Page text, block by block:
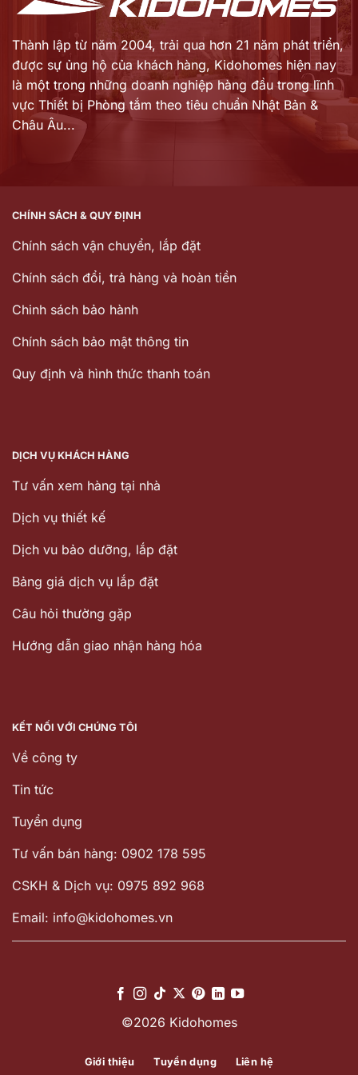
Thành lập từ năm 2004, trải qua hơn 21 năm phát triển,
được sự ủng hộ của khách hàng, Kidohomes hiện nay
là một trong những doanh nghiệp hàng đầu trong lĩnh
vực Thiết bị Phòng tắm theo tiêu chuẩn Nhật Bản &
Châu Âu...
CHÍNH SÁCH & QUY ĐỊNH
Chính sách vận chuyển, lắp đặt
Chính sách đổi, trả hàng và hoàn tiền
Chinh sách bảo hành
Chính sách bảo mật thông tin
Quy định và hình thức thanh toán
DỊCH VỤ KHÁCH HÀNG
Tư vấn xem hàng tại nhà
Dịch vụ thiết kế
Dịch vu bảo dưỡng, lắp đặt
Bảng giá dịch vụ lắp đặt
Câu hỏi thường gặp
Hướng dẫn giao nhận hàng hóa
KẾT NỐI VỚI CHÚNG TÔI
Về công ty
Tin tức
Tuyển dụng
Tư vấn bán hàng: 0902 178 595
CSKH & Dịch vụ: 0975 892 968
Email: info@kidohomes.vn
©2026 Kidohomes
Giới thiệu Tuyển dụng Liên hệ